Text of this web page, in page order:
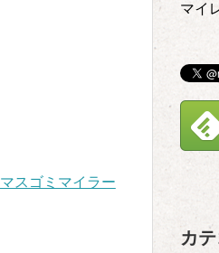
マスゴミマイラー
マイ
カ